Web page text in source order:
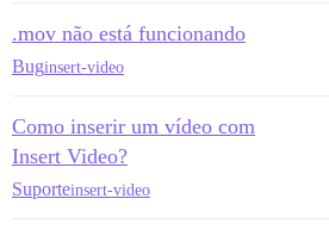
.mov não está funcionando
Buginsert-video
Como inserir um vídeo com
Insert Video?
Suporteinsert-video